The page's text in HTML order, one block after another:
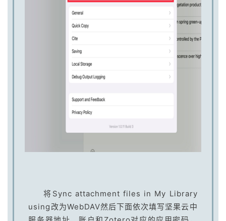
将Sync attachment files in My Library
using改为WebDAV然后下面依次填写坚果云中